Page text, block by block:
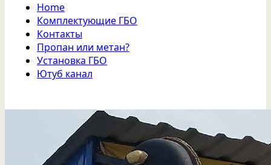
Home
Комплектующие ГБО
Контакты
Пропан или метан?
Установка ГБО
Ютуб канал